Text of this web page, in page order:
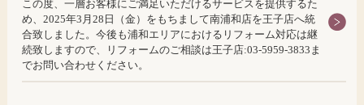
この度、一層お客様にご満足いただけるサービスを提供するた
め、2025年3月28日（金）をもちまして南浦和店を王子店へ統
合致しました。今後も浦和エリアにおけるリフォーム対応は継
続致しますので、リフォームのご相談は王子店:03-5959-3833ま
でお問い合わせください。